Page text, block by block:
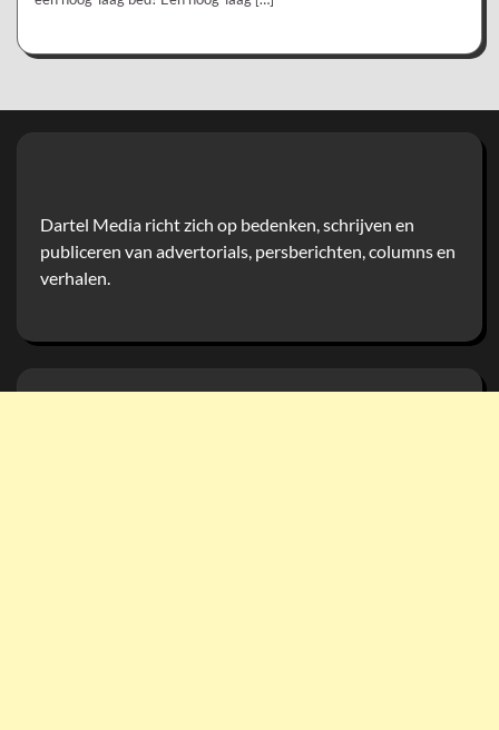
Dartel Media richt zich op bedenken, schrijven en
publiceren van advertorials, persberichten, columns en
verhalen.